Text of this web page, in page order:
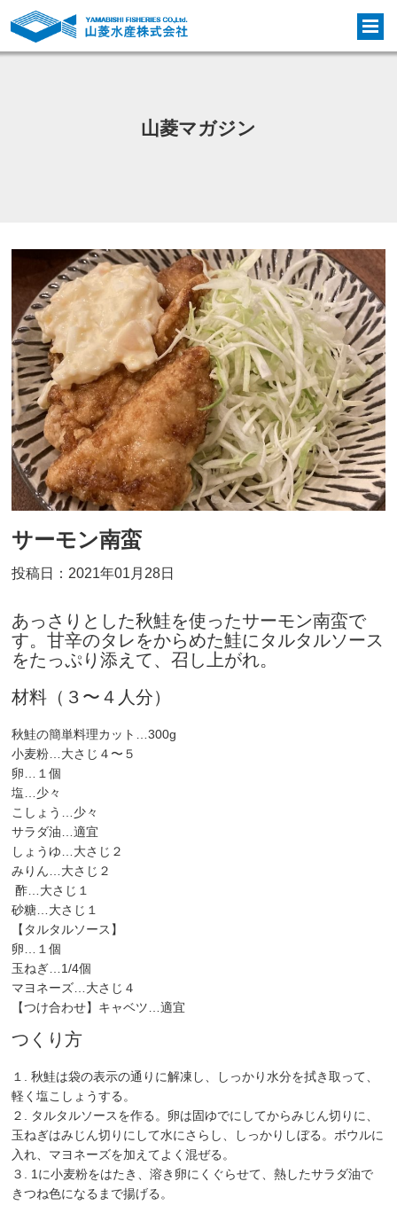
山菱マガジン
サーモン南蛮
投稿日：2021年01月28日
あっさりとした秋鮭を使ったサーモン南蛮で
す。甘辛のタレをからめた鮭にタルタルソース
をたっぷり添えて、召し上がれ。
材料（３〜４人分）
秋鮭の簡単料理カット…300g
小麦粉…大さじ４〜５
卵…１個
塩…少々
こしょう…少々
サラダ油…適宜
しょうゆ…大さじ２
みりん…大さじ２
酢…大さじ１
砂糖…大さじ１
【タルタルソース】
卵…１個
玉ねぎ…1/4個
マヨネーズ…大さじ４
【つけ合わせ】キャベツ…適宜
つくり方
１. 秋鮭は袋の表示の通りに解凍し、しっかり水分を拭き取って、
軽く塩こしょうする。
２. タルタルソースを作る。卵は固ゆでにしてからみじん切りに、
玉ねぎはみじん切りにして水にさらし、しっかりしぼる。ボウルに
入れ、マヨネーズを加えてよく混ぜる。
３. 1に小麦粉をはたき、溶き卵にくぐらせて、熱したサラダ油で
きつね色になるまで揚げる。